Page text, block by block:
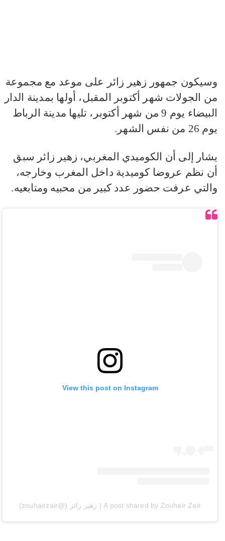
وسيكون جمهور زهير زائر على موعد مع مجموعة
من الجولات شهر أكتوبر المقبل، أولها بمدينة الدار
البيضاء يوم 9 من شهر أكتوبر، تليها مدينة الرباط
يوم 26 من نفس الشهر.
يشار إلى أن الكوميدي المغربي، زهير زائر سبق
أن نظم عروضا كوميدية داخل المغرب وخارجه،
والتي عرفت حضور عدد كبير من محبيه ومتابعيه.
View this post on Instagram
A post shared by Zouhair Zair | زهير زائر (@zouhairzair)